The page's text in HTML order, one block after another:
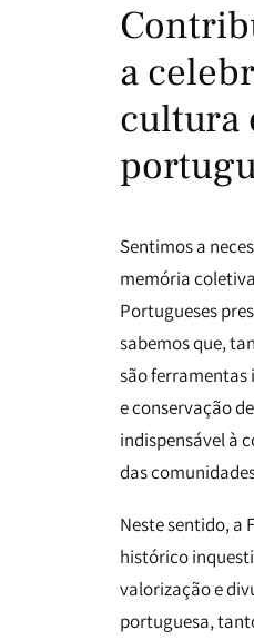
a
cultura
Sentimos a
memória
Portugueses
sabemos que,
são ferramentas
e conservação
indispensável à
das
Neste sentido, a
histórico
valorização e
portuguesa,